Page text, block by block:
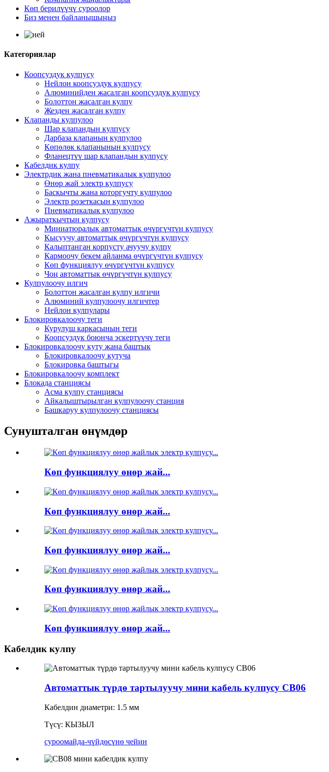
Көп берилүүчү суроолор
Биз менен байланышыңыз
Категориялар
Коопсуздук кулпусу
Нейлон коопсуздук кулпусу
Алюминийден жасалган коопсуздук кулпусу
Болоттон жасалган кулпу
Жезден жасалган кулпу
Клапанды кулпулоо
Шар клапандын кулпусу
Дарбаза клапанын кулпулоо
Көпөлөк клапанынын кулпусу
Фланецтүү шар клапандын кулпусу
Кабелдик кулпу
Электрдик жана пневматикалык кулпулоо
Өнөр жай электр кулпусу
Баскычты жана которгучту кулпулоо
Электр розеткасын кулпулоо
Пневматикалык кулпулоо
Ажыраткычтын кулпусу
Миниатюралык автоматтык өчүргүчтүн кулпусу
Кысуучу автоматтык өчүргүчтүн кулпусу
Калыптанган корпусту ачуучу кулпу
Кармоочу бекем айланма өчүргүчтүн кулпусу
Көп функциялуу өчүргүчтүн кулпусу
Чоң автоматтык өчүргүчтүн кулпусу
Кулпулоочу илгич
Болоттон жасалган кулпу илгичи
Алюминий кулпулоочу илгичтер
Нейлон кулпулары
Блокировкалоочу теги
Курулуш каркасынын теги
Коопсуздук боюнча эскертүүчү теги
Блокировкалоочу куту жана баштык
Блокировкалоочу кутуча
Блокировка баштыгы
Блокировкалоочу комплект
Блокада станциясы
Асма кулпу станциясы
Айкалыштырылган кулпулоочу станция
Башкаруу кулпулоочу станциясы
Сунушталган өнүмдөр
Көп функциялуу өнөр жай...
Көп функциялуу өнөр жай...
Көп функциялуу өнөр жай...
Көп функциялуу өнөр жай...
Көп функциялуу өнөр жай...
Кабелдик кулпу
Автоматтык түрдө тартылуучу мини кабель кулпусу CB06
Кабелдин диаметри: 1.5 мм
Түсү: КЫЗЫЛ
суроомайда-чүйдөсүнө чейин